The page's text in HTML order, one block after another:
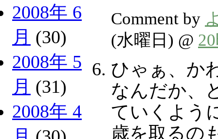
2008年 6
月 (30)
2008年 5
月 (31)
2008年 4
Comment by
(水曜日) @
ひゃぁ、か
なんだか、
ていくよう
歳を取るの